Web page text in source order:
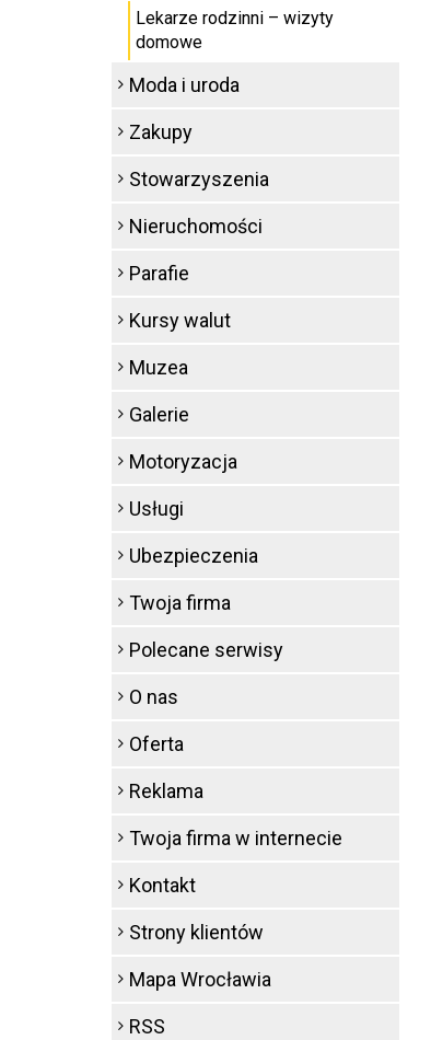
Lekarze rodzinni – wizyty
domowe
Moda i uroda
Zakupy
Stowarzyszenia
Nieruchomości
Parafie
Kursy walut
Muzea
Galerie
Motoryzacja
Usługi
Ubezpieczenia
Twoja firma
Polecane serwisy
O nas
Oferta
Reklama
Twoja firma w internecie
Kontakt
Strony klientów
Mapa Wrocławia
RSS